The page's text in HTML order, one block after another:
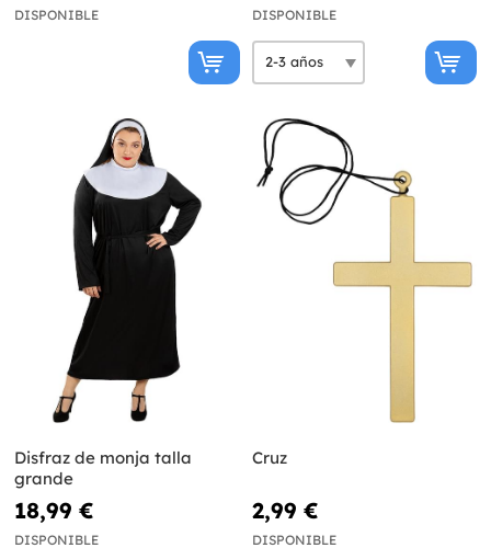
DISPONIBLE DISPONIBLE
Disfraz de monja talla
grande
18,99 €
DISPONIBLE
Cruz
2,99 €
DISPONIBLE